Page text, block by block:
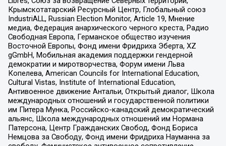
Крымскотатарский Ресурсный Центр, Глобальный союз
IndustriALL, Russian Election Monitor, Article 19, Мнение
медиа, Федерация анархического черного креста, Радио
Свободная Европа, Германское общество изучения
Восточной Европы, Фонд имени Фридриха Эберта, XZ
gGmbH, Мобильная академия поддержки гендерной
демократии и миротворчества, Форум имени Льва
Копелева, American Councils for International Education,
Cultural Vistas, Institute of International Education,
Антивоенное движение Антальи, Открытый диалог, Школа
международных отношений и государственной политики
им Питера Мунка, Российско-канадский демократический
альянс, Школа международных отношений им Нормана
Патерсона, Центр Гражданских Свобод, Фонд Бориса
Немцова за Свободу, Фонд имени Фридриха Науманна за